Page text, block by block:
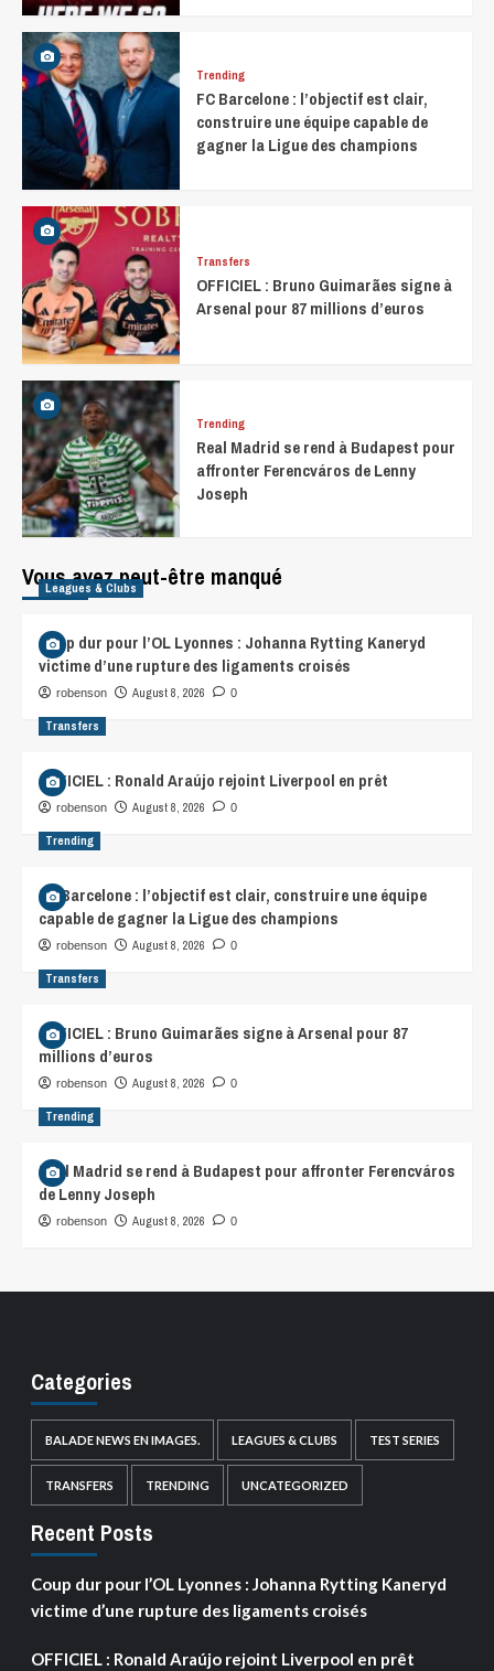
Trending
FC Barcelone : l’objectif est clair,
construire une équipe capable de
gagner la Ligue des champions
Transfers
OFFICIEL : Bruno Guimarães signe à
Arsenal pour 87 millions d’euros
Trending
Real Madrid se rend à Budapest pour
affronter Ferencváros de Lenny
Joseph
Vous avez peut-être manqué
Leagues & Clubs
Coup dur pour l’OL Lyonnes : Johanna Rytting Kaneryd
victime d’une rupture des ligaments croisés
robenson August 8, 2026 0
Transfers
OFFICIEL : Ronald Araújo rejoint Liverpool en prêt
robenson August 8, 2026 0
Trending
FC Barcelone : l’objectif est clair, construire une équipe
capable de gagner la Ligue des champions
robenson August 8, 2026 0
Transfers
OFFICIEL : Bruno Guimarães signe à Arsenal pour 87
millions d’euros
robenson August 8, 2026 0
Trending
Real Madrid se rend à Budapest pour affronter Ferencváros
de Lenny Joseph
robenson August 8, 2026 0
Categories
BALADE NEWS EN IMAGES. LEAGUES & CLUBS TEST SERIES
TRANSFERS TRENDING UNCATEGORIZED
Recent Posts
Coup dur pour l’OL Lyonnes : Johanna Rytting Kaneryd
victime d’une rupture des ligaments croisés
OFFICIEL : Ronald Araújo rejoint Liverpool en prêt